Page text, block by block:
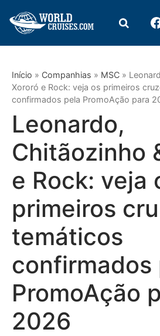
Início » Companhias » MSC »
Xororó e Rock: veja os primeiros
confirmados pela PromoAção para
Leonardo,
Chitãozinho
e Rock: veja
primeiros
temáticos
confirmados
PromoAção
2026